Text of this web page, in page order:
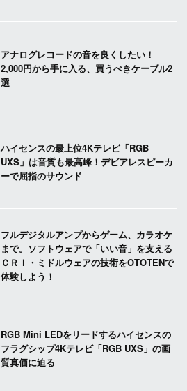
アナログレコードの音を良くしたい！
2,000円から手に入る、買うべきケーブル2
選
ハイセンスの最上位4Kテレビ「RGB
UXS」は音質も最高峰！デビアレスピーカ
ーで屈指のサウンド
フルデジタルアンプからゲーム、カラオケ
まで。ソフトウェアで「いい音」を支える
ＣＲＩ・ミドルウェアの技術をOTOTENで
体験しよう！
RGB Mini LEDをリードするハイセンスの
フラグシップ4Kテレビ「RGB UXS」の画
質真価に迫る